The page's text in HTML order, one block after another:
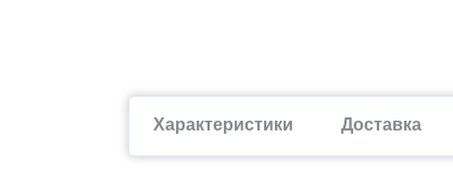
Характеристики Доставка